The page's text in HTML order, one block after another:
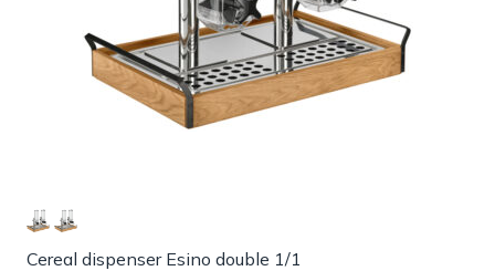
Cereal dispenser Esino double 1/1